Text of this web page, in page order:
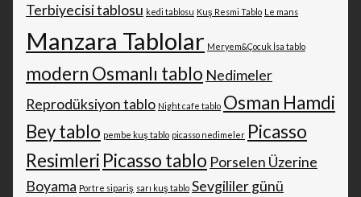
Terbiyecisi tablosu kedi tablosu Kuş Resmi Tablo Le mans
Manzara Tablolar Meryem&Çocuk İsa tablo
modern Osmanlı tablo Nedimeler
Reprodüksiyon tablo Night cafe tablo Osman Hamdi
Bey tablo pembe kuş tablo picasso nedimeler Picasso
Resimleri Picasso tablo Porselen Üzerine
Boyama Portre sipariş sarı kuş tablo Sevgililer günü